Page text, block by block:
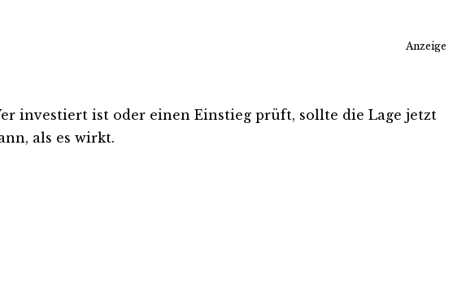
Anzeige
investiert ist oder einen Einstieg prüft, sollte die Lage jetzt
als es wirkt.